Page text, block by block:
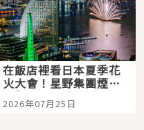
在飯店裡看日本夏季花
火大會！星野集團煙火
景觀飯店6選，讓你不用
人擠人悠閒欣賞
2026年07月25日